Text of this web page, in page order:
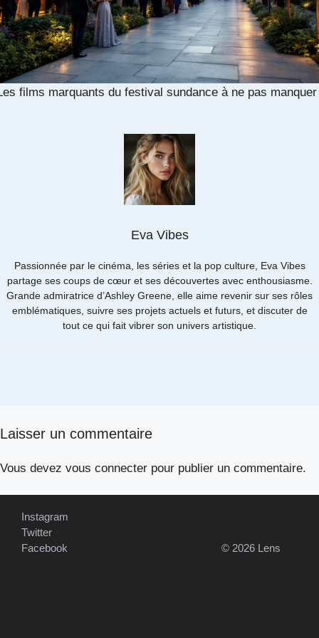
films marquants du festival sundance à ne pas manquer
Eva Vibes
Passionnée par le cinéma, les séries et la pop culture, Eva Vibes
partage ses coups de cœur et ses découvertes avec enthousiasme.
Grande admiratrice d’Ashley Greene, elle aime revenir sur ses rôles
emblématiques, suivre ses projets actuels et futurs, et discuter de
tout ce qui fait vibrer son univers artistique.
Laisser un commentaire
Vous devez vous connecter pour publier un commentaire.
Instagram
Twitter
Facebook
© 2026 Lens